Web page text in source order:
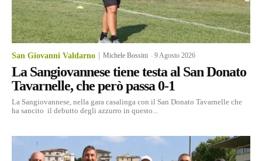
San Giovanni Valdarno Michele Bossini -9 Agosto 2026
La Sangiovannese tiene testa al San Donato
Tavarnelle, che però passa 0-1
La Sangiovannese, nella gara casalinga con il San Donato Tavarnelle che
ha sancito il debutto degli azzurro in questo...